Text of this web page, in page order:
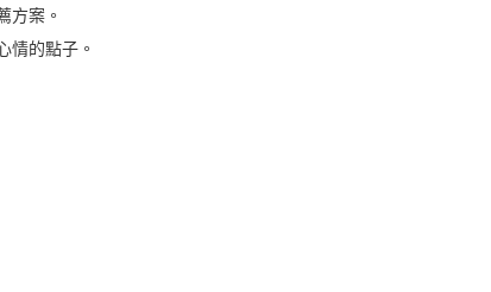
方案。
情的點子。